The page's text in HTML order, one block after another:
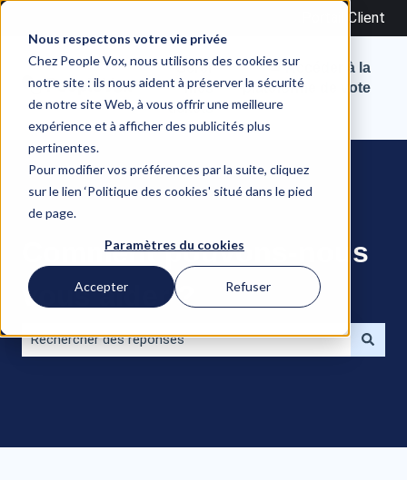
Nous respectons votre vie privée
Chez People Vox, nous utilisons des cookies sur
notre site : ils nous aident à préserver la sécurité
de notre site Web, à vous offrir une meilleure
expérience et à afficher des publicités plus
pertinentes.
Pour modifier vos préférences par la suite, cliquez
sur le lien ‘Politique des cookies' situé dans le pied
de page.
Paramètres du cookies
Accepter Refuser
Portail Client
Gérer
mes
tickets
→ Accéder à la
plateforme de vote
Comment pouvons-nous
vous aider ?